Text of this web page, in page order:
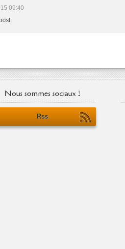
09:40
Nous sommes sociaux !
Rss